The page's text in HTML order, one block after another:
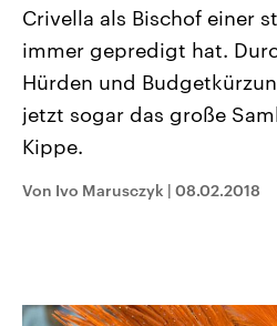
Landtagswahl Sachsen-Anhalt
2026
Alle Informationen
Sachsen-Anhalt wählt am 6.
September 2026 einen neuen
Landtag. Seit 2021 wird das
Bundesland von einer Koalition
Umfragen, Prognosen,
und Hintergründe zu den Parteien
und Kandidaten der anstehenden
Sendungen Programm
Crivella als Bischof einer
immer gepredigt hat.
Hürden und
jetzt sogar das große
Kippe.
Von Ivo Marusczyk | 08.02.2018